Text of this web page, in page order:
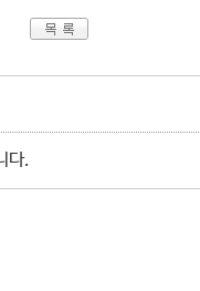
다.